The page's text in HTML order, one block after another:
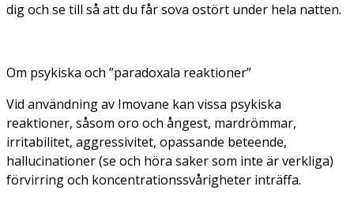
dig och se till så att du får sova ostört under hela natten.
Om psykiska och ”paradoxala reaktioner”
Vid användning av Imovane kan vissa psykiska
reaktioner, såsom oro och ångest, mardrömmar,
irritabilitet, aggressivitet, opassande beteende,
hallucinationer (se och höra saker som inte är verkliga)
förvirring och koncentrationssvårigheter inträffa.